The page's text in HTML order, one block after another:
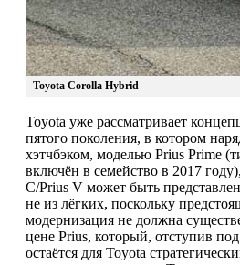
Toyota Corolla Hybrid
Toyota уже рассматривает
пятого поколения, в котором
хэтчбэком, моделью Prius Prime
включён в семейство в 2017
C/Prius V может быть
не из лёгких, поскольку
модернизация не должна
цене Prius, который, отступив
остаётся для Toyota